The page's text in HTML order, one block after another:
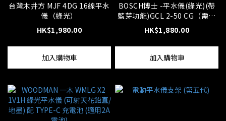
台灣木井方 MJF 4DG 16線平水
儀（綠光）
HK$1,980.00
加入購物車
BOSCH博士 -平水儀(綠光)(帶
藍芽功能)GCL 2-50 CG（需訂
貨）
HK$1,880.00
加入購物車